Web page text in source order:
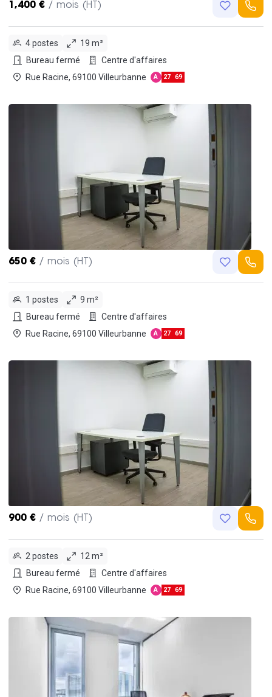
1,400 € / mois (HT)
4 postes
19 m²
Bureau fermé
Centre d'affaires
Rue Racine, 69100 Villeurbanne
A 27 69
650 € / mois (HT)
1 postes
9 m²
Bureau fermé
Centre d'affaires
Rue Racine, 69100 Villeurbanne
A 27 69
900 € / mois (HT)
2 postes
12 m²
Bureau fermé
Centre d'affaires
Rue Racine, 69100 Villeurbanne
A 27 69